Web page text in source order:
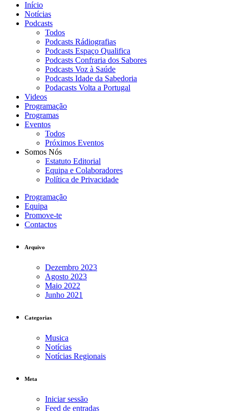
Início
Notícias
Podcasts
Todos
Podcasts Rádiografias
Podcasts Espaço Qualifica
Podcasts Confraria dos Sabores
Podcasts Voz à Saúde
Podcasts Idade da Sabedoria
Podacasts Volta a Portugal
Videos
Programação
Programas
Eventos
Todos
Próximos Eventos
Somos Nós
Estatuto Editorial
Equipa e Colaboradores
Política de Privacidade
Programação
Equipa
Promove-te
Contactos
Arquivo
Dezembro 2023
Agosto 2023
Maio 2022
Junho 2021
Categorias
Musica
Notícias
Notícias Regionais
Meta
Iniciar sessão
Feed de entradas